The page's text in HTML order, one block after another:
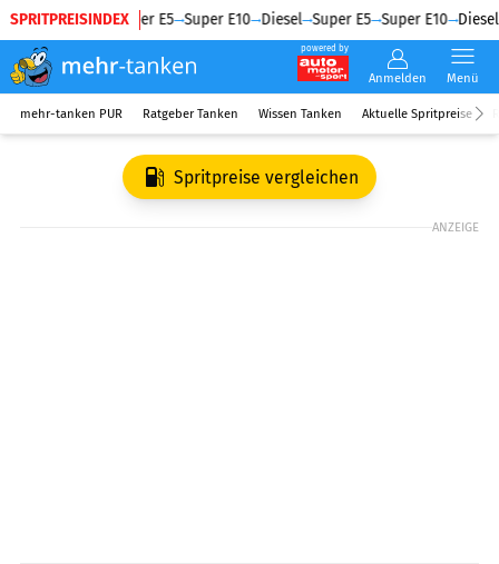
SPRITPREISINDEX
Diesel Super E5 Super E10 Diesel Super E5 Super E10 Diesel
powered by
Anmelden Menü
mehr-tanken PUR Ratgeber Tanken Wissen Tanken Aktuelle Spritpreise
Spritpreise vergleichen
ANZEIGE